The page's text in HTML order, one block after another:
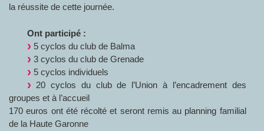
la réussite de cette journée.
Ont participé :
5 cyclos du club de Balma
3 cyclos du club de Grenade
5 cyclos individuels
20 cyclos du club de l’Union à l’encadrement des
groupes et à l’accueil
170 euros ont été récolté et seront remis au planning familial
de la Haute Garonne